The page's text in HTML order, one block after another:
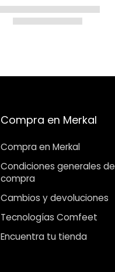
Compra en Merkal
Compra en Merkal
Condiciones generales de
compra
Cambios y devoluciones
Tecnologías Comfeet
Encuentra tu tienda